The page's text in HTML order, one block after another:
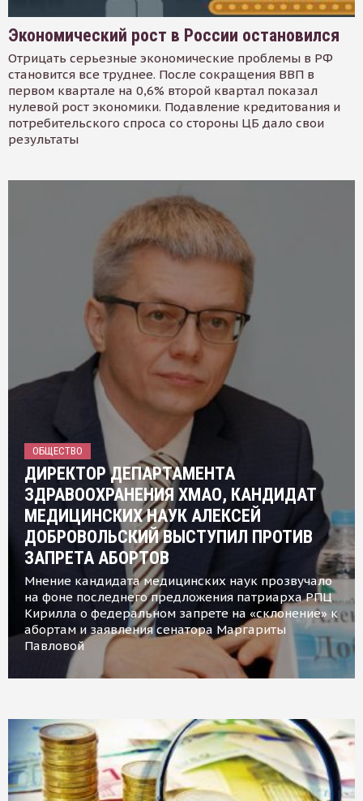
Экономический рост в России остановился
Отрицать серьезные экономические проблемы в РФ
становится все труднее. После сокращения ВВП в
первом квартале на 0,6% второй квартал показал
нулевой рост экономики. Подавление кредитования и
потребительского спроса со стороны ЦБ дало свои
результаты
ОБЩЕСТВО
ДИРЕКТОР ДЕПАРТАМЕНТА
ЗДРАВООХРАНЕНИЯ ХМАО, КАНДИДАТ
МЕДИЦИНСКИХ НАУК АЛЕКСЕЙ
ДОБРОВОЛЬСКИЙ ВЫСТУПИЛ ПРОТИВ
ЗАПРЕТА АБОРТОВ
Мнение кандидата медицинских наук прозвучало
на фоне последнего предложения патриарха РПЦ
Кирилла о федеральном запрете на «склонение» к
абортам и заявления сенатора Маргариты
Павловой